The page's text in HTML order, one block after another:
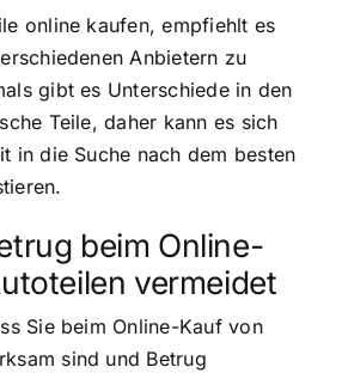
online kaufen, empfiehlt es
Anbietern zu
gibt es Unterschiede in den
Teile, daher kann es sich
in die Suche nach dem besten
beim Online-
vermeidet
Sie beim Online-Kauf von
sind und Betrug